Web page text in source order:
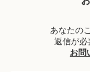
あなたの
返信が
お問